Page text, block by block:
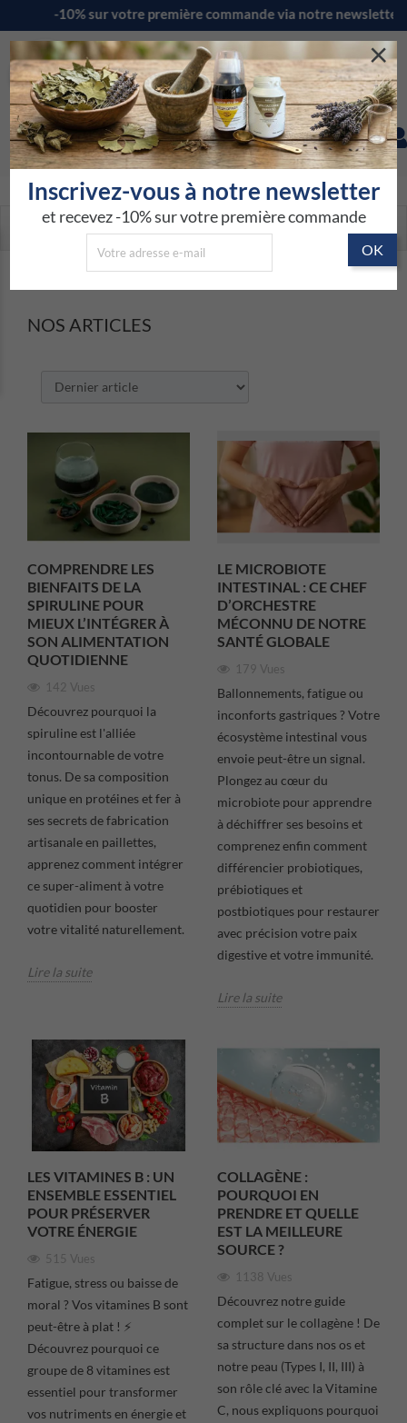
sur votre première commande via notre
ESPACE PRATICIEN BLOG 0
BLOG NAVIGATION
NOS ARTICLES
COMPRENDRE LES
BIENFAITS DE LA
SPIRULINE POUR
MIEUX L’INTÉGRER À
SON ALIMENTATION
QUOTIDIENNE
142 Vues
Découvrez pourquoi la
spiruline est l'alliée
incontournable de votre
tonus. De sa composition
unique en protéines et fer à
ses secrets de fabrication
artisanale en paillettes,
apprenez comment intégrer
ce super-aliment à votre
quotidien pour booster
votre vitalité naturellement.
Lire la suite
LE MICROBIOTE
INTESTINAL : CE CHEF
D’ORCHESTRE
MÉCONNU DE NOTRE
SANTÉ GLOBALE
179 Vues
Ballonnements, fatigue ou
inconforts gastriques ? Votre
écosystème intestinal vous
envoie peut-être un signal.
Plongez au cœur du
microbiote pour apprendre
à déchiffrer ses besoins et
comprenez enfin comment
différencier probiotiques,
prébiotiques et
postbiotiques pour restaurer
avec précision votre paix
digestive et votre immunité.
Lire la suite
LES VITAMINES B : UN
ENSEMBLE ESSENTIEL
POUR PRÉSERVER
VOTRE ÉNERGIE
515 Vues
Fatigue, stress ou baisse de
moral ? Vos vitamines B sont
peut-être à plat ! ⚡
Découvrez pourquoi ce
groupe de 8 vitamines est
essentiel pour transformer
vos nutriments en énergie et
COLLAGÈNE :
POURQUOI EN
PRENDRE ET QUELLE
EST LA MEILLEURE
SOURCE ?
1138 Vues
Découvrez notre guide
complet sur le collagène ! De
sa structure dans nos os et
notre peau (Types I, II, III) à
son rôle clé avec la Vitamine
C, nous expliquons pourquoi
×
Inscrivez-vous à notre newsletter
et recevez -10% sur votre première commande